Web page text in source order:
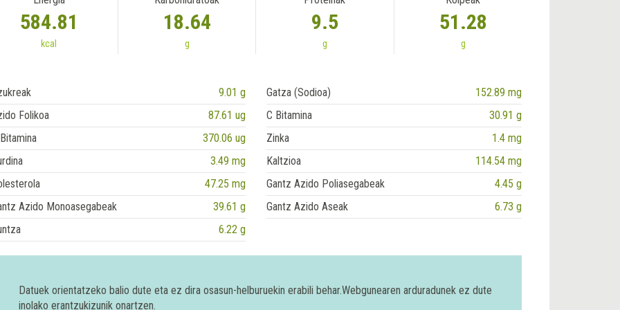
584.81
kcal
18.64
g
9.5
g
51.28
g
9.01 g Gatza (Sodioa)
152.89 mg
Folikoa
87.61 ug C Bitamina
30.91 g
370.06 ug Zinka
1.4 mg
3.49 mg Kaltzioa
114.54 mg
47.25 mg Gantz Azido Poliasegabeak
4.45 g
Azido Monoasegabeak
39.61 g Gantz Azido Aseak
6.73 g
6.22 g
Datuek orientatzeko balio dute eta ez dira osasun-helburuekin erabili behar.Webgunearen arduradunek ez dute
inolako erantzukizunik onartzen.